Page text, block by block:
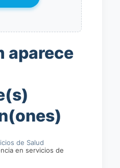
aparece
de Salud
en servicios de